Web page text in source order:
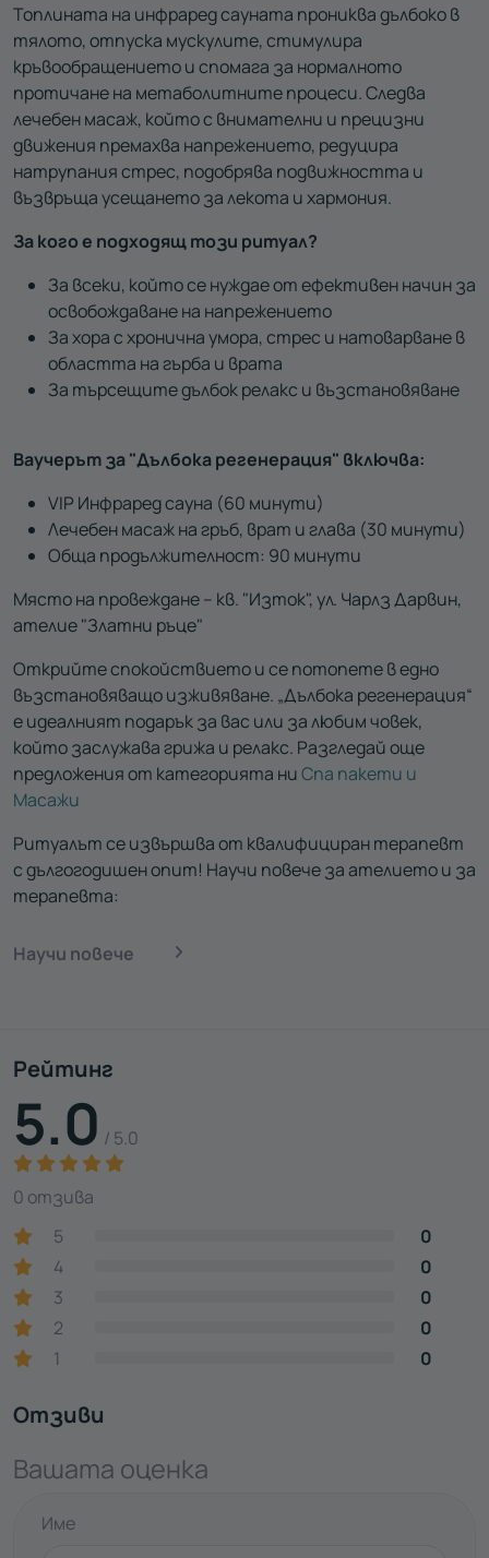
Топлината на инфраред сауната прониква дълбоко в
тялото, отпуска мускулите, стимулира
кръвообращението и спомага за нормалното
протичане на метаболитните процеси. Следва
лечебен масаж, който с внимателни и прецизни
движения премахва напрежението, редуцира
натрупания стрес, подобрява подвижността и
възвръща усещането за лекота и хармония.
За кого е подходящ този ритуал?
За всеки, който се нуждае от ефективен начин за
освобождаване на напрежението
За хора с хронична умора, стрес и натоварване в
областта на гърба и врата
За търсещите дълбок релакс и възстановяване
Ваучерът за "Дълбока регенерация" включва:
VIP Инфраред сауна (60 минути)
Лечебен масаж на гръб, врат и глава (30 минути)
Обща продължителност: 90 минути
Mясто на провеждане – кв. "Изток", ул. Чарлз Дарвин,
ателие "Златни ръце"
Открийте спокойствието и се потопете в едно
възстановяващо изживяване. „Дълбока регенерация“
е идеалният подарък за вас или за любим човек,
който заслужава грижа и релакс. Разгледай още
предложения от категорията ниСпа пакети и
Масажи
Ритуалът се извършва от квалифициран терапевт
с дългогодишен опит! Научи повече за ателието и за
терапевта:
Научи повече
Рейтинг
5.0 / 5.0
0 отзива
5
0
4
0
3
0
2
0
1
0
Отзиви
Вашата оценка
Име